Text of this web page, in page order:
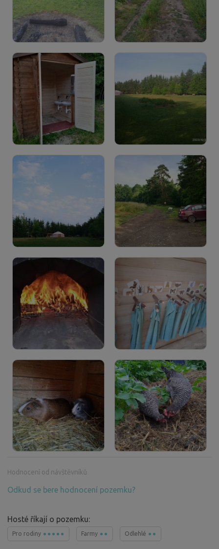
Hodnocení od návštěvníků
Odkud se bere hodnocení pozemku?
Hosté říkají o pozemku:
Pro rodiny Farmy Odlehlé